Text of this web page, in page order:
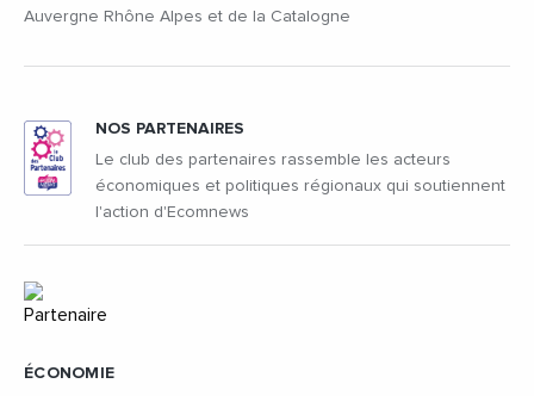
Auvergne Rhône Alpes et de la Catalogne
ÉCONOMIE
NOS PARTENAIRES
Le club des partenaires rassemble les acteurs
économiques et politiques régionaux qui soutiennent
l'action d'Ecomnews